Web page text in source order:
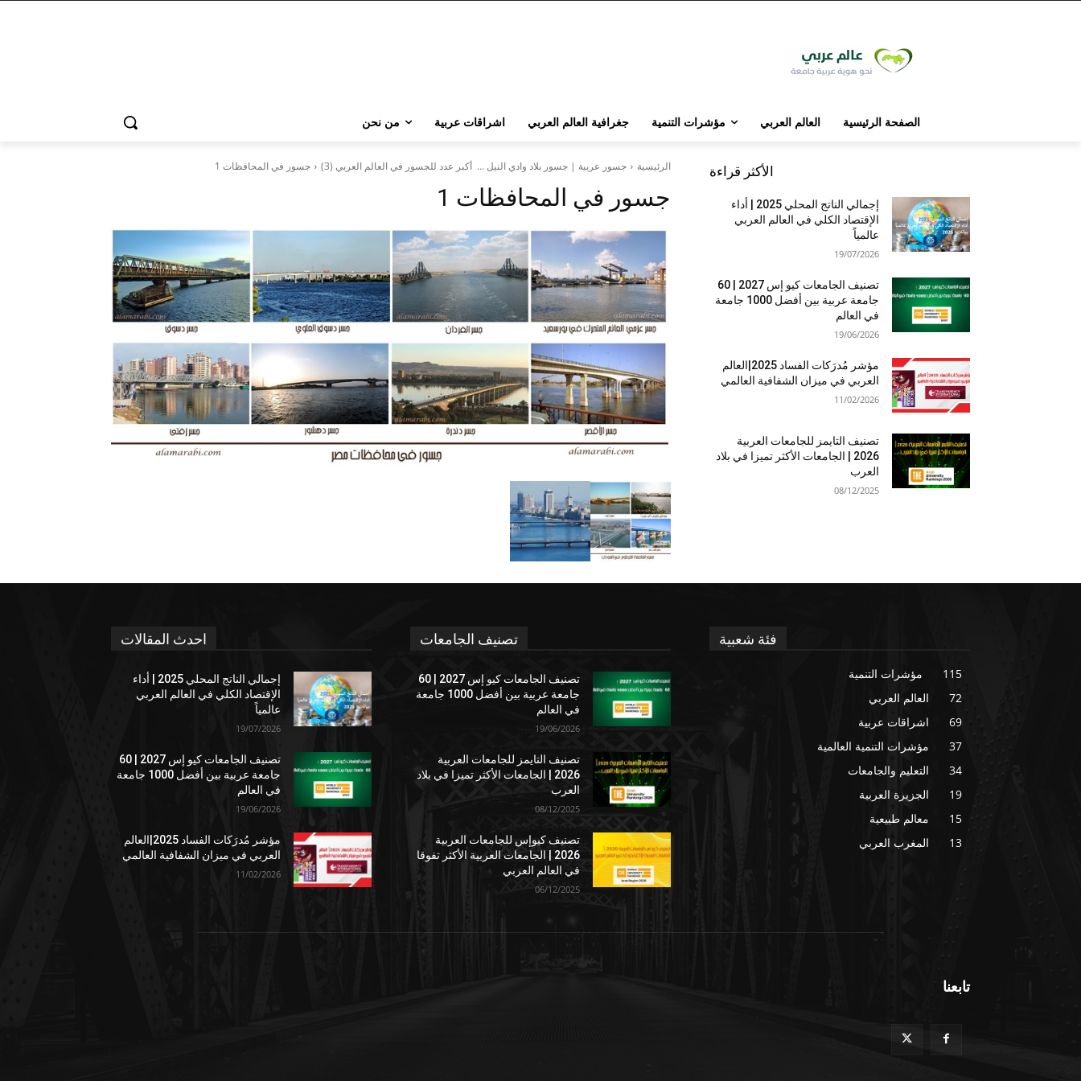
الصفحة الرئيسية العالم العربي مؤشرات التنمية جغرافية العالم العربي اشراقات عربية من نحن
الرئيسية جسور عربية | جسور بلاد وادي النيل … أكبر عدد للجسور في العالم العربي (3) جسور في المحافظات 1
جسور في المحافظات 1
الأكثر قراءة
إجمالي الناتج المحلي 2025 | أداء
الإقتصاد الكلي في العالم العربي
عالمياً
19/07/2026
تصنيف الجامعات كيو إس 2027 | 60
جامعة عربية بين أفضل 1000 جامعة
في العالم
19/06/2026
مؤشر مُدرَكات الفساد 2025|العالم
العربي في ميزان الشفافية العالمي
11/02/2026
تصنيف التايمز للجامعات العربية
2026 | الجامعات الأكثر تميزا في بلاد
العرب
08/12/2025
احدث المقالات
إجمالي الناتج المحلي 2025 | أداء
الإقتصاد الكلي في العالم العربي
عالمياً
19/07/2026
تصنيف الجامعات كيو إس 2027 | 60
جامعة عربية بين أفضل 1000 جامعة
في العالم
19/06/2026
مؤشر مُدرَكات الفساد 2025|العالم
العربي في ميزان الشفافية العالمي
11/02/2026
تصنيف الجامعات
تصنيف الجامعات كيو إس 2027 | 60
جامعة عربية بين أفضل 1000 جامعة
في العالم
19/06/2026
تصنيف التايمز للجامعات العربية
2026 | الجامعات الأكثر تميزا في بلاد
العرب
08/12/2025
تصنيف كيوإس للجامعات العربية
2026 | الجامعات العربية الأكثر تفوقا
في العالم العربي
06/12/2025
فئة شعبية
مؤشرات التنمية
115
العالم العربي
72
اشراقات عربية
69
مؤشرات التنمية العالمية
37
التعليم والجامعات
34
الجزيرة العربية
19
معالم طبيعية
15
المغرب العربي
13
تابعنا